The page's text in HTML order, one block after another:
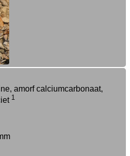
amorf calciumcarbonaat,
1